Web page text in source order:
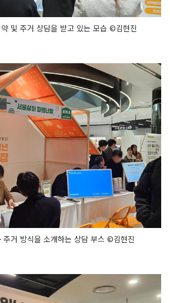
및 주거 상담을 받고 있는 모습 ©김현진
주거 방식을 소개하는 상담 부스 ©김현진